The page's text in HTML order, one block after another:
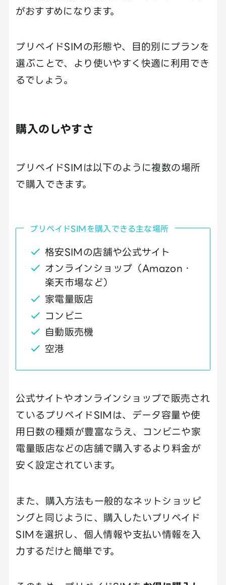
がおすすめになります。
プリペイドSIMの形態や、目的別にプランを
選ぶことで、より使いやすく快適に利用でき
るでしょう。
購入のしやすさ
プリペイドSIMは以下のように複数の場所
で購入できます。
プリペイドSIMを購入できる主な場所
格安SIMの店舗や公式サイト
オンラインショップ（Amazon・
楽天市場など）
家電量販店
コンビニ
自動販売機
空港
公式サイトやオンラインショップで販売され
ているプリペイドSIMは、データ容量や使
用日数の種類が豊富なうえ、コンビニや家
電量販店などの店舗で購入するより料金が
安く設定されています。
また、購入方法も一般的なネットショッピ
ングと同じように、購入したいプリペイド
SIMを選択し、個人情報や支払い情報を入
力するだけと簡単です。